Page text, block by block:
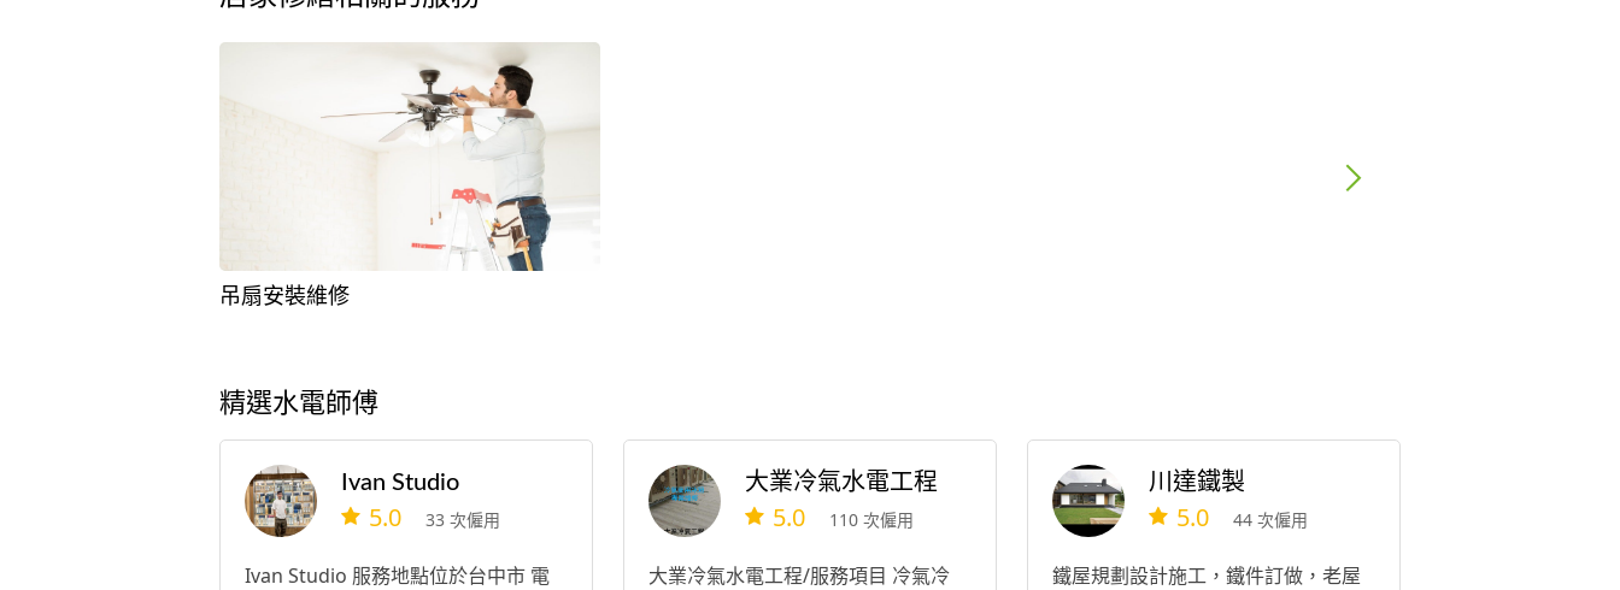
吊扇安裝維修
精選水電師傅
Ivan Studio
5.0 33 次僱用
Ivan Studio 服務地點位於台中市 電
大業冷氣水電工程
5.0 110 次僱用
大業冷氣水電工程/服務項目 冷氣冷
川達鐵製
5.0 44 次僱用
鐵屋規劃設計施工，鐵件訂做，老屋